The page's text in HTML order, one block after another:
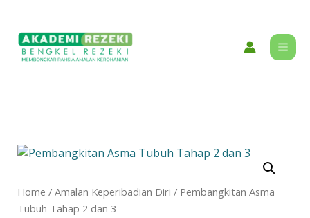
content
Home / Amalan Keperibadian Diri / Pembangkitan Asma
Tubuh Tahap 2 dan 3
Pembangkitan
Tubuh
Tahap